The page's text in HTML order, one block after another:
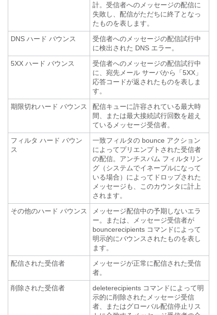
計。受信者へのメッセージの配信に
失敗し、配信がただちに終了となっ
たものを表します。
DNS ハード バウンス
受信者へのメッセージの配信試行中
に検出された DNS エラー。
5XX ハード バウンス
受信者へのメッセージの配信試行中
に、宛先メール サーバから「5XX」
応答コードが返されたものを表しま
す。
期限切れハード バウンス
配信キューに許容されている最大時
間、または最大接続試行回数を超え
ているメッセージ受信者。
フィルタ ハード バウン
ス
一致フィルタの bounce アクション
によってプリエンプトされた受信者
の配信。アンチスパム フィルタリン
グ（システムでイネーブルになって
いる場合）によってドロップされた
メッセージも、このカウンタに計上
されます。
その他のハード バウンス
メッセージ配信中の予期しないエラ
ー。または、メッセージ受信者が
bouncerecipients コマンドによって
明示的にバウンスされたものを表し
ます。
配信された受信者
メッセージが正常に配信された受信
者。
削除された受信者
deleterecipients コマンドによって明
示的に削除されたメッセージ受信
者、またはグローバル配信停止リス